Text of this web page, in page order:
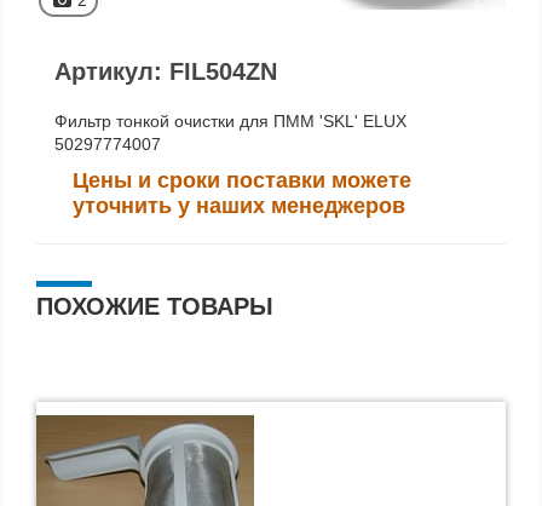
Артикул: FIL504ZN
Фильтр тонкой очистки для ПММ 'SKL' ELUX
50297774007
Цены и сроки поставки можете
уточнить у наших менеджеров
ПОХОЖИЕ ТОВАРЫ